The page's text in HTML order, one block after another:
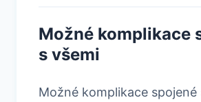
Možné komplikace
s všemi
Možné komplikace spojené